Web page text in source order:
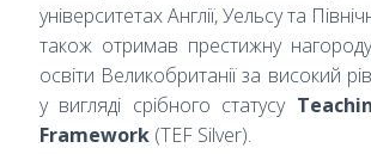
університетах Англії, Уельсу та
також отримав престижну нагороду
освіти Великобританії за високий
у вигляді срібного статусу
Framework (TEF Silver).